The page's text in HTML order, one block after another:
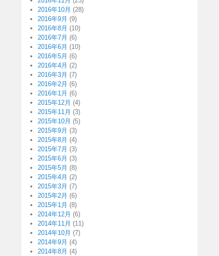
2016年10月 (28)
2016年9月 (9)
2016年8月 (10)
2016年7月 (6)
2016年6月 (10)
2016年5月 (6)
2016年4月 (2)
2016年3月 (7)
2016年2月 (6)
2016年1月 (6)
2015年12月 (4)
2015年11月 (3)
2015年10月 (5)
2015年9月 (3)
2015年8月 (4)
2015年7月 (3)
2015年6月 (3)
2015年5月 (8)
2015年4月 (2)
2015年3月 (7)
2015年2月 (6)
2015年1月 (8)
2014年12月 (6)
2014年11月 (11)
2014年10月 (7)
2014年9月 (4)
2014年8月 (4)